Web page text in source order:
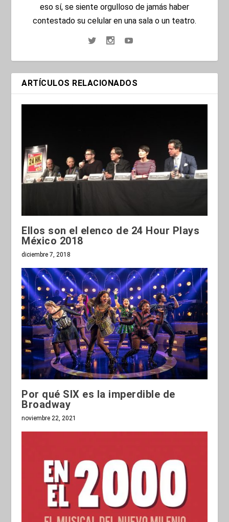
eso sí, se siente orgulloso de jamás haber
contestado su celular en una sala o un teatro.
ARTÍCULOS RELACIONADOS
Ellos son el elenco de 24 Hour Plays
México 2018
diciembre 7, 2018
Por qué SIX es la imperdible de
Broadway
noviembre 22, 2021